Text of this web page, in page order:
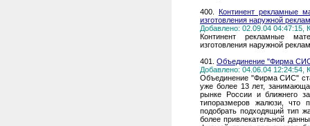
400. Континент рекламные
изготовления наружной
Добавлено: 02.09.04 04:47:15,
Континент рекламные
изготовления наружной
401. Объединение "Фирма
Добавлено: 04.06.04 12:24:54,
Объединение "Фирма СИС"
уже более 13 лет,
рынке России и ближнего
типоразмеров жалюзи, что
подобрать подходящий тип
более привлекательной